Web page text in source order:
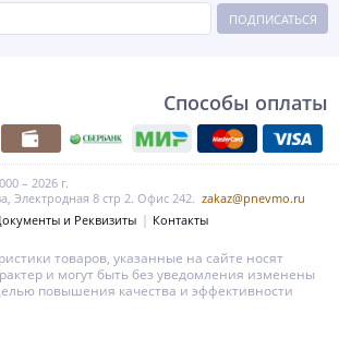
ПОДПИСАТЬСЯ
Способы оплаты
– 2026 г.
Электродная 8 стр 2. Офис 242. zakaz@pnevmo.ru
и Реквизиты Контакты
товаров, указанные на сайте носят
и могут быть без уведомления изменены
повышения качества и эффективности